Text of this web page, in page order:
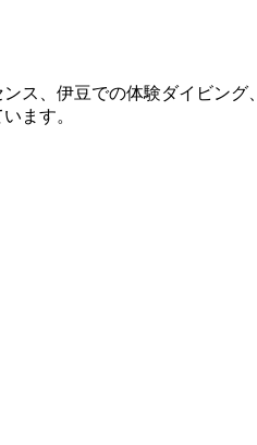
ス、伊豆での体験ダイビング
ます。